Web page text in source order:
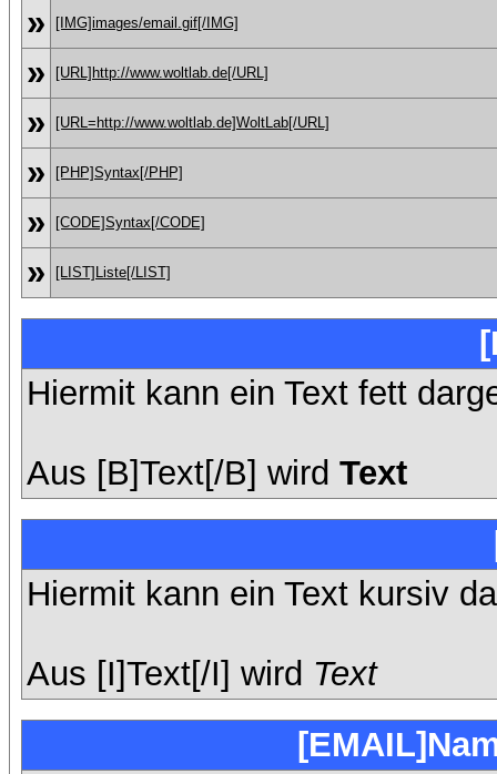
» [IMG]images/email.gif[/IMG]
» [URL]http://www.woltlab.de[/URL]
» [URL=http://www.woltlab.de]WoltLab[/URL]
» [PHP]Syntax[/PHP]
» [CODE]Syntax[/CODE]
» [LIST]Liste[/LIST]
Hiermit kann ein Text fett
Aus [B]Text[/B] wird Text
Hiermit kann ein Text kursiv
Aus [I]Text[/I] wird Text